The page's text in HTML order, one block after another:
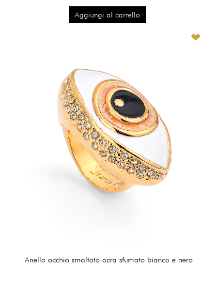
Aggiungi al carrello
Anello occhio smaltato ocra sfumato bianco e nero